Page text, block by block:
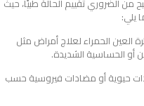
الضروري تقييم الحالة طبيًا، حيث
يلي:
العين الحمراءلعلاج أمراض مثل
أو الحساسية الشديدة.
حيوية أو مضادات فيروسية حسب